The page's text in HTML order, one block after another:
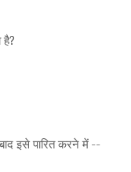
है?
इसे पारित करने में --